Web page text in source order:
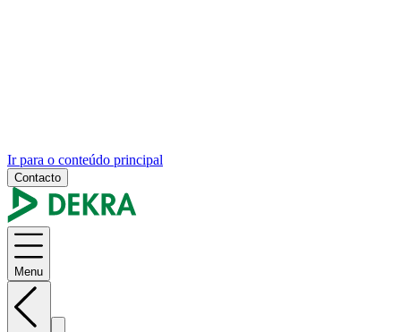
Ir para o conteúdo principal
Contacto
Menu